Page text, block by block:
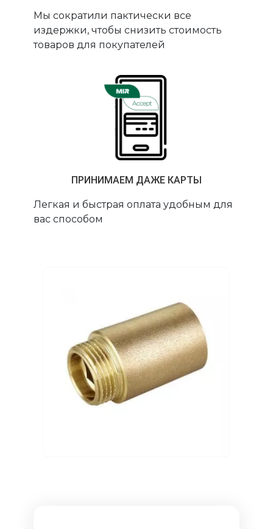
Мы сократили пактически все
издержки, чтобы снизить стоимость
товаров для покупателей
ПРИНИМАЕМ ДАЖЕ КАРТЫ
Легкая и быстрая оплата удобным для
вас способом